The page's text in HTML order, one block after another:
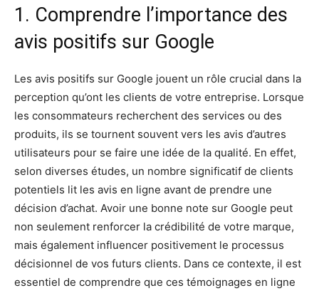
1. Comprendre l’importance des
avis positifs sur Google
Les avis positifs sur Google jouent un rôle crucial dans la
perception qu’ont les clients de votre entreprise. Lorsque
les consommateurs recherchent des services ou des
produits, ils se tournent souvent vers les avis d’autres
utilisateurs pour se faire une idée de la qualité. En effet,
selon diverses études, un nombre significatif de clients
potentiels lit les avis en ligne avant de prendre une
décision d’achat. Avoir une bonne note sur Google peut
non seulement renforcer la crédibilité de votre marque,
mais également influencer positivement le processus
décisionnel de vos futurs clients. Dans ce contexte, il est
essentiel de comprendre que ces témoignages en ligne